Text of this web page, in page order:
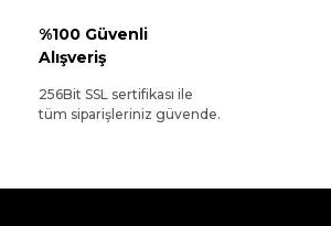
%100 Güvenli
Alışveriş
256Bit SSL sertifikası ile
tüm siparişleriniz güvende.